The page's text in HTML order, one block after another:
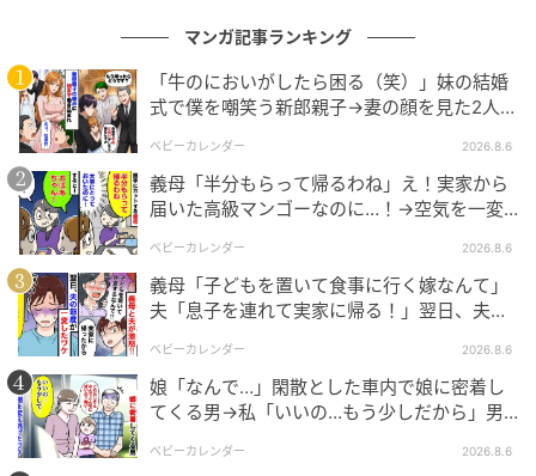
ラクに楽しくなりますように！
ベビーカレンダー編集部／ムーンカレンダー編集室
元記事で読む
クリエイター情報
ベビーカレンダー
ベビーカレンダーは妊娠・出産・育児の情報サイト
です。みんなのクチコミや体験談から産婦人科検
000万人以上。
作品をもっとみる
マンガ記事ランキング
「牛のにおいがしたら困る（笑）」妹の結婚
式で僕を嘲笑う新郎親子→妻の顔を見た2人が
ベビーカレンダー 2026.8.6
義母「半分もらって帰るわね」え！実家から
届いた高級マンゴーなのに…！→空気を一変
ベビーカレンダー 2026.8.6
義母「子どもを置いて食事に行く嫁なんて」
夫「息子を連れて実家に帰る！」翌日、夫が
ベビーカレンダー 2026.8.6
娘「なんで…」閑散とした車内で娘に密着し
てくる男→私「いいの…もう少しだから」男
ベビーカレンダー 2026.8.6